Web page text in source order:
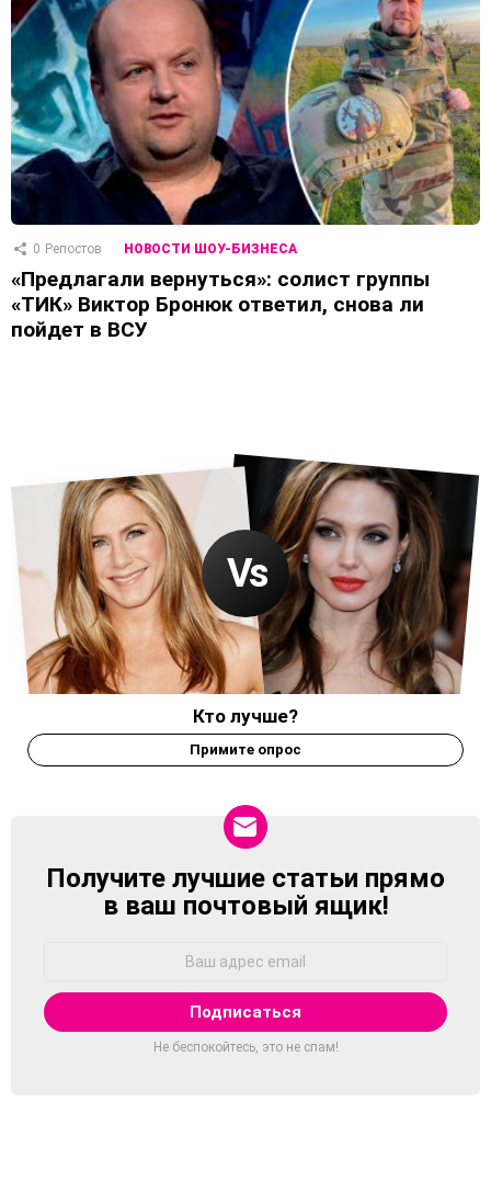
0 Репостов НОВОСТИ ШОУ-БИЗНЕСА
«Предлагали вернуться»: солист группы
«ТИК» Виктор Бронюк ответил, снова ли
пойдет в ВСУ
Кто лучше?
Примите опрос
NEWSLETTER
Получите лучшие статьи прямо
в ваш почтовый ящик!
Не беспокойтесь, это не спам!